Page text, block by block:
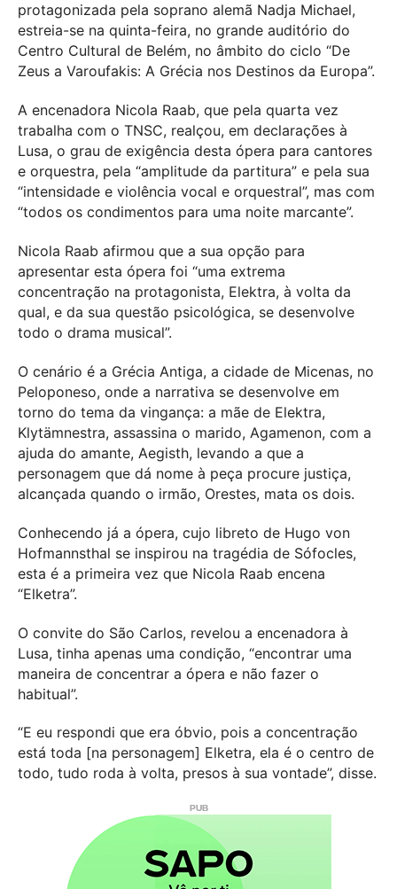
protagonizada pela soprano alemã Nadja Michael,
estreia-se na quinta-feira, no grande auditório do
Centro Cultural de Belém, no âmbito do ciclo “De
Zeus a Varoufakis: A Grécia nos Destinos da Europa”.
A encenadora Nicola Raab, que pela quarta vez
trabalha com o TNSC, realçou, em declarações à
Lusa, o grau de exigência desta ópera para cantores
e orquestra, pela “amplitude da partitura” e pela sua
“intensidade e violência vocal e orquestral”, mas com
“todos os condimentos para uma noite marcante”.
Nicola Raab afirmou que a sua opção para
apresentar esta ópera foi “uma extrema
concentração na protagonista, Elektra, à volta da
qual, e da sua questão psicológica, se desenvolve
todo o drama musical”.
O cenário é a Grécia Antiga, a cidade de Micenas, no
Peloponeso, onde a narrativa se desenvolve em
torno do tema da vingança: a mãe de Elektra,
Klytämnestra, assassina o marido, Agamenon, com a
ajuda do amante, Aegisth, levando a que a
personagem que dá nome à peça procure justiça,
alcançada quando o irmão, Orestes, mata os dois.
Conhecendo já a ópera, cujo libreto de Hugo von
Hofmannsthal se inspirou na tragédia de Sófocles,
esta é a primeira vez que Nicola Raab encena
“Elketra”.
O convite do São Carlos, revelou a encenadora à
Lusa, tinha apenas uma condição, “encontrar uma
maneira de concentrar a ópera e não fazer o
habitual”.
“E eu respondi que era óbvio, pois a concentração
está toda [na personagem] Elketra, ela é o centro de
todo, tudo roda à volta, presos à sua vontade”, disse.